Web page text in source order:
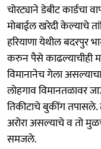
चोरट्याने डेबीट कार्डचा
मोबाईल खरेदी केल्याचे
हरियाणा येथील बदरपुर
करुन पैसे काढल्याचीही
विमानानेच गेला
लोहगाव विमानतळावर
तिकीटाचे बुकींग
अरोरा असल्याचे व तो
समजले.